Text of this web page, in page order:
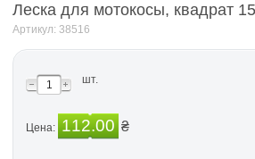
Леска для мотокосы, квадрат
Артикул: 38516
шт.
Цена: 112.00 ₴